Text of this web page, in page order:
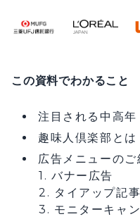
この資料でわかること
注目される中高
趣味人倶楽部とは
広告メニューのご
1. バナー広告
2. タイアップ記事
3. モニターキャン